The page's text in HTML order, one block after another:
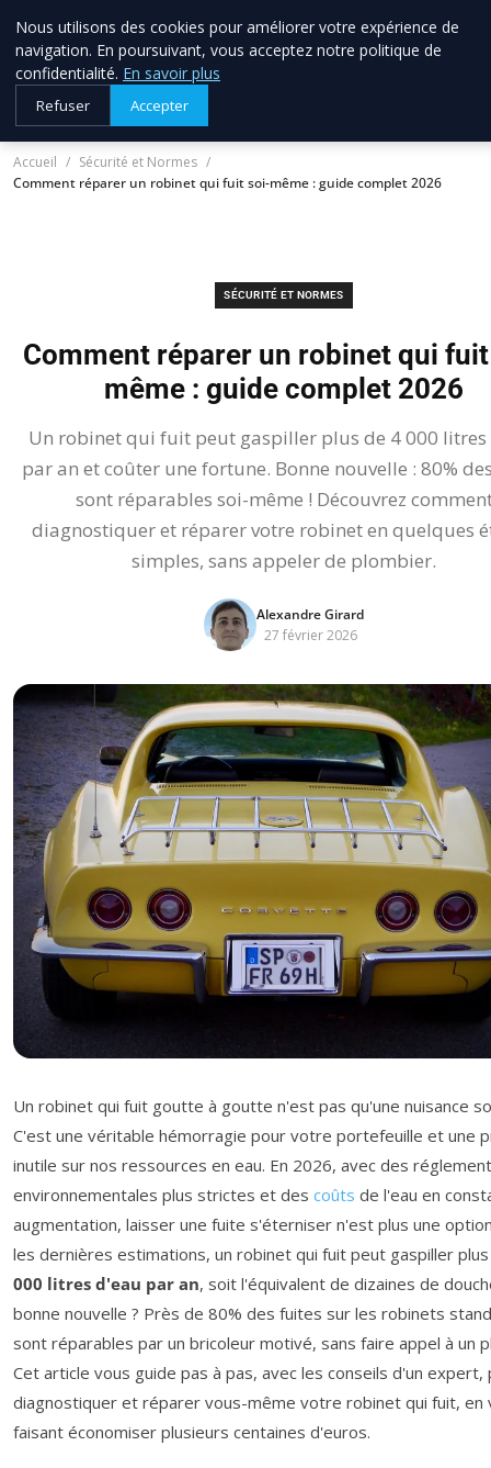
allo brico33
Votre expert bricolage en Gironde
Accueil
Sécurité et Normes
Comment réparer un robinet qui fuit soi-même : guide complet 2026
SÉCURITÉ ET NORMES
Comment réparer un robinet qui
même : guide complet 2026
Un robinet qui fuit peut gaspiller plus de 4 000
par an et coûter une fortune. Bonne nouvelle : 80%
sont réparables soi-même ! Découvrez
diagnostiquer et réparer votre robinet en quelques
simples, sans appeler de plombier.
Alexandre Girard
27 février 2026
Un robinet qui fuit goutte à goutte n'est pas qu'une nuisance
C'est une véritable hémorragie pour votre portefeuille et une
inutile sur nos ressources en eau. En 2026, avec des
environnementales plus strictes et des coûts de l'eau en
augmentation, laisser une fuite s'éterniser n'est plus une
les dernières estimations, un robinet qui fuit peut gaspiller
000 litres d'eau par an, soit l'équivalent de dizaines de
bonne nouvelle ? Près de 80% des fuites sur les robinets
sont réparables par un bricoleur motivé, sans faire appel à un
Cet article vous guide pas à pas, avec les conseils d'un expert,
diagnostiquer et réparer vous-même votre robinet qui fuit, en
faisant économiser plusieurs centaines d'euros.
Nous utilisons des cookies pour améliorer votre expérience de
navigation. En poursuivant, vous acceptez notre politique de
confidentialité. En savoir plus
Refuser Accepter